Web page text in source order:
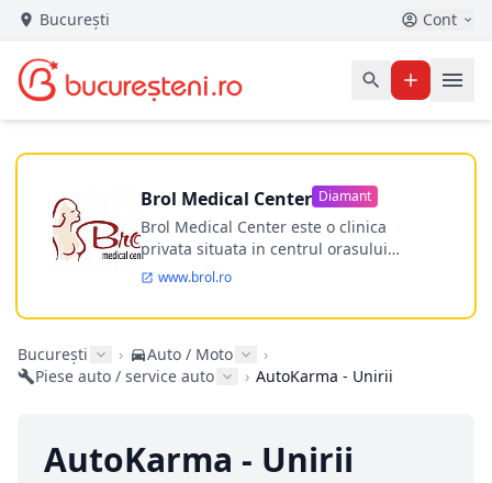
București Cont
Brol Medical Center Diamant
Brol Medical Center este o clinica
privata situata in centrul orasului
Timisoara avand o experienta de
Incepand din anul 2009 clinica isi
ultramodern.
www.brol.ro
București › Auto / Moto
›
Piese auto / service auto
› AutoKarma - Unirii
AutoKarma - Unirii